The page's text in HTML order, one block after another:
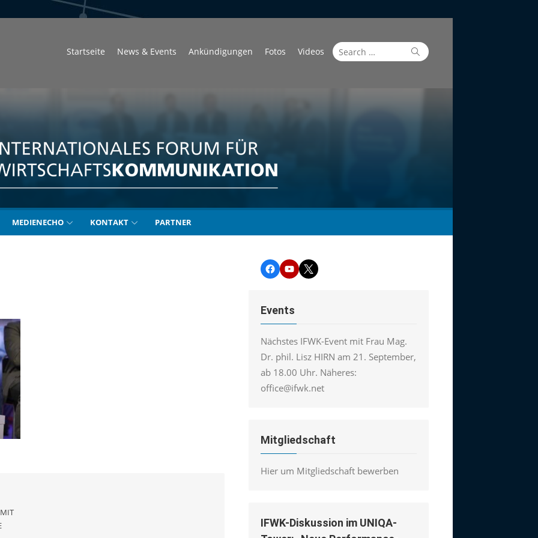
Search
for:
Search
Startseite News & Events Ankündigungen Fotos Videos
MEDIENECHO KONTAKT PARTNER
Facebook
YouTubeTwitter
Events
Nächstes IFWK-Event mit Frau Mag.
Dr. phil. Lisz HIRN am 21. September,
ab 18.00 Uhr. Näheres:
office@ifwk.net
Mitgliedschaft
Hier um Mitgliedschaft bewerben
IFWK-Diskussion im UNIQA-